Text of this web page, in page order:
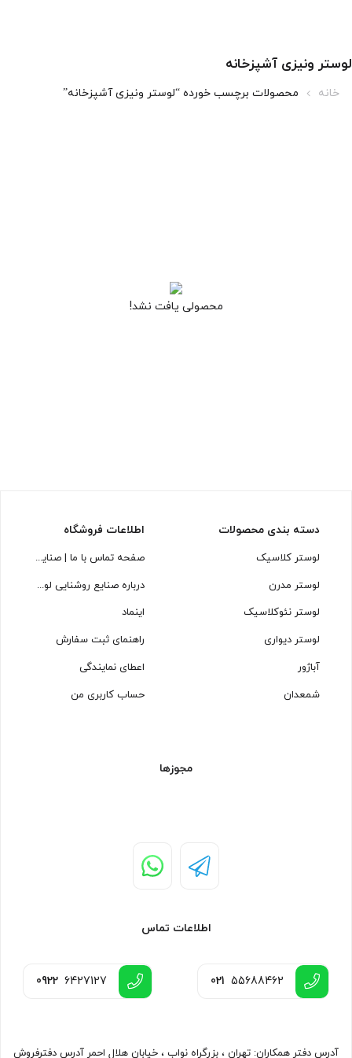
لوستر ونیزی آشپزخانه
خانه محصولات برچسب خورده “لوستر ونیزی آشپزخانه”
محصولی یافت نشد!
دسته بندی محصولات
لوستر کلاسیک
لوستر مدرن
لوستر نئوکلاسیک
لوستر دیواری
آباژور
شمعدان
اطلاعات فروشگاه
صفحه تماس با ما | صنایع روشنایی لوسترسازان
درباره صنایع روشنایی لوسترسازان
اینماد
راهنمای ثبت سفارش
اعطای نمایندگی
حساب کاربری من
مجوزها
اطلاعات تماس
021 55688462
0922 6427127
آدرس دفتر همکاران: تهران ، بزرگراه نواب ، خیابان هلال احمر آدرس دفترفروش